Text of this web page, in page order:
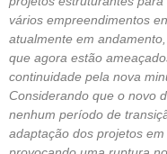
vários empreendimentos
atualmente em
que agora estão
continuidade pela nova
Considerando que o novo
nenhum período de
adaptação dos projetos